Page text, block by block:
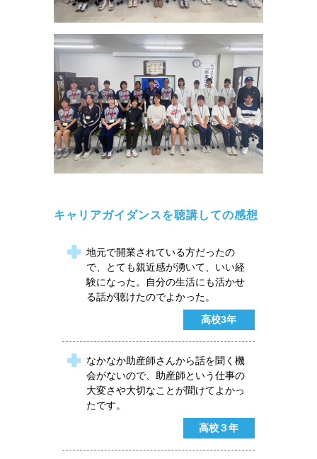
キャリアガイダンスを聴講しての感想
地元で開業されている方だったの
で、とても親近感が湧いて、いい経
験になった。自分の生活にも活かせ
る話が聴けたのでよかった。
高校3年
なかなか助産師さんから話を聞く機
会がないので、助産師という仕事の
大変さや大切なことが聞けてよかっ
たです。
高校３年